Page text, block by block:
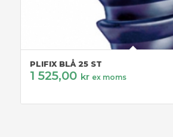
PLIFIX BLÅ 25 ST
1 525,00 kr ex moms